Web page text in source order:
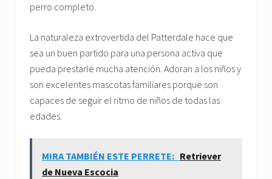
perro completo.
La naturaleza extrovertida del Patterdale hace que
sea un buen partido para una persona activa que
pueda prestarle mucha atención. Adoran a los niños y
son excelentes mascotas familiares porque son
capaces de seguir el ritmo de niños de todas las
edades.
MIRA TAMBIÉN ESTE PERRETE: Retriever
de Nueva Escocia